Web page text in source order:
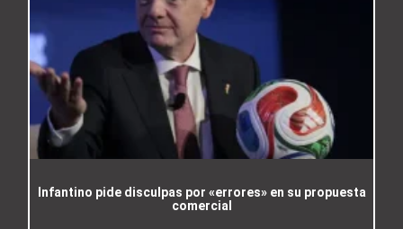
Infantino pide disculpas por «errores» en su propuesta
comercial